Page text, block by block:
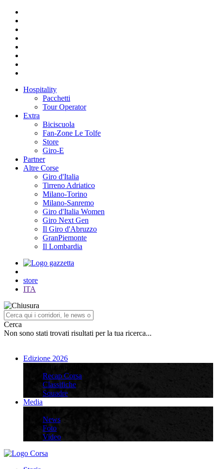
Hospitality
Pacchetti
Tour Operator
Extra
Biciscuola
Fan-Zone Le Tolfe
Store
Giro-E
Partner
Altre Corse
Giro d'Italia
Tirreno Adriatico
Milano-Torino
Milano-Sanremo
Giro d'Italia Women
Giro Next Gen
Il Giro d'Abruzzo
GranPiemonte
Il Lombardia
store
ITA
Cerca
Non sono stati trovati risultati per la tua ricerca...
Edizione 2026
Recap Corsa
Classifiche
Squadre
Media
News
Foto
Video